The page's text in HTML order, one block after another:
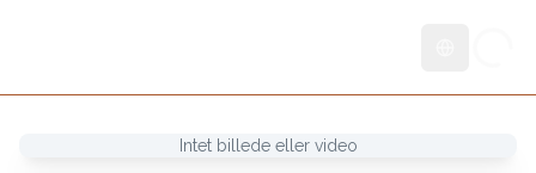
Intet billede eller video